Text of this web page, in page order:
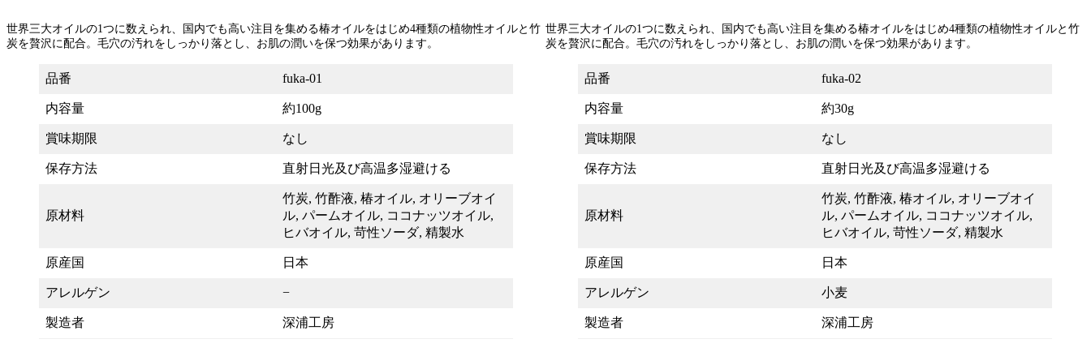
世界三大オイルの1つに数えられ、国内でも高い注目を集める椿オイルをはじめ4種類の植物性オイルと竹
炭を贅沢に配合。毛穴の汚れをしっかり落とし、お肌の潤いを保つ効果があります。
品番 fuka-01
内容量 約100g
賞味期限 なし
保存方法 直射日光及び高温多湿避ける
原材料
竹炭, 竹酢液, 椿オイル, オリーブオイ
ル, パームオイル, ココナッツオイル,
ヒバオイル, 苛性ソーダ, 精製水
原産国 日本
アレルゲン −
製造者 深浦工房
世界三大オイルの1つに数えられ、国内でも高い注目を集める椿オイルをはじめ4種類の植物性オイルと竹
炭を贅沢に配合。毛穴の汚れをしっかり落とし、お肌の潤いを保つ効果があります。
品番 fuka-02
内容量 約30g
賞味期限 なし
保存方法 直射日光及び高温多湿避ける
原材料
竹炭, 竹酢液, 椿オイル, オリーブオイ
ル, パームオイル, ココナッツオイル,
ヒバオイル, 苛性ソーダ, 精製水
原産国 日本
アレルゲン 小麦
製造者 深浦工房